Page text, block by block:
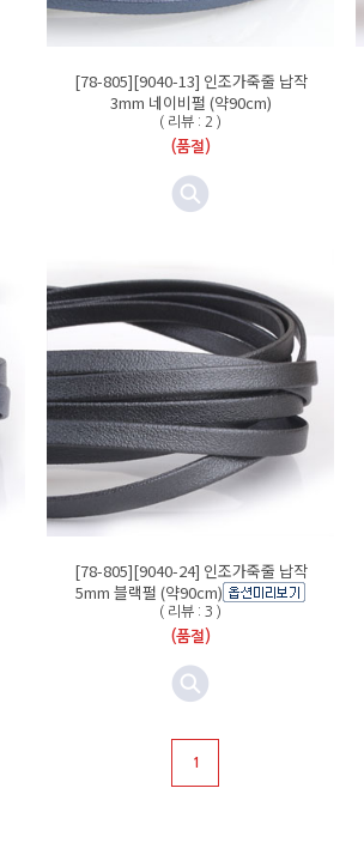
[78-805][9040-13] 인조가죽줄 납작
3mm 네이비펄 (약90cm)
( 리뷰 : 2 )
(품절)
[78-805][9040-24] 인조가죽줄 납작
5mm 블랙펄 (약90cm)
( 리뷰 : 3 )
(품절)
1